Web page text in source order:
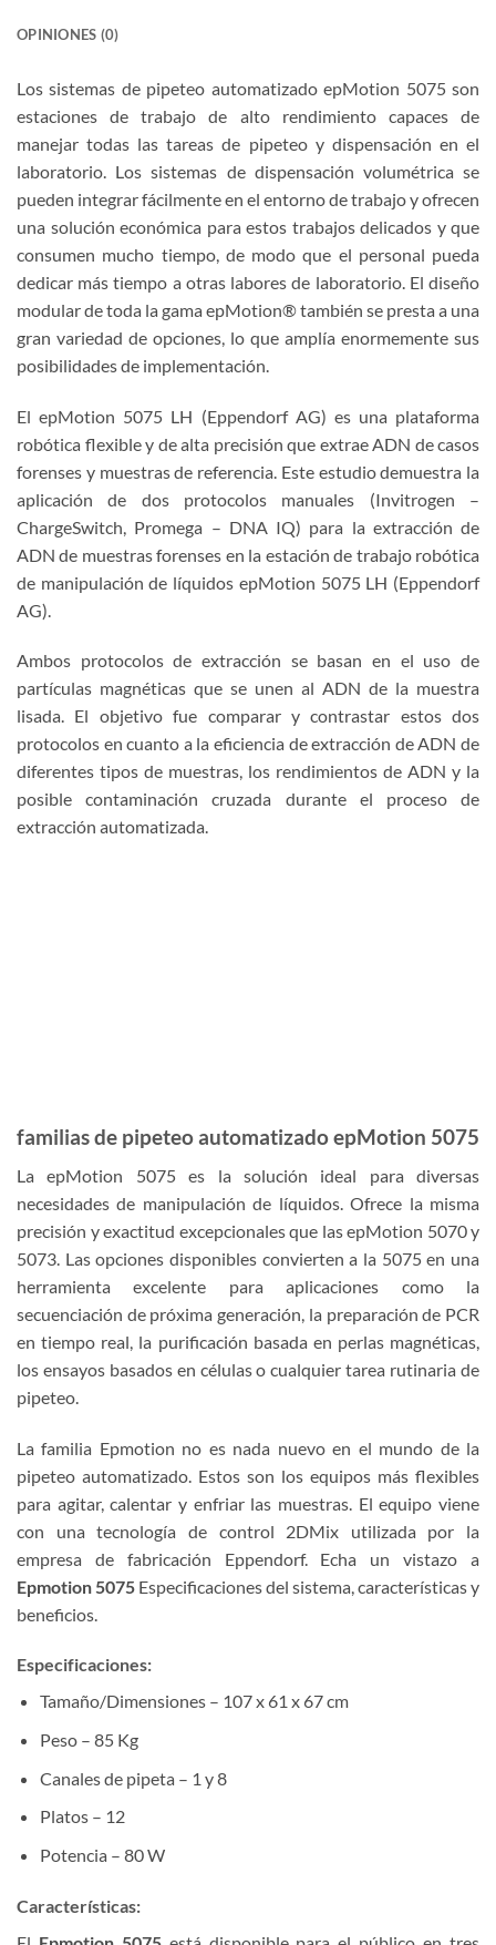
OPINIONES (0)
Los sistemas de pipeteo automatizado epMotion 5075 son
estaciones de trabajo de alto rendimiento capaces de
manejar todas las tareas de pipeteo y dispensación en el
laboratorio. Los sistemas de dispensación volumétrica se
pueden integrar fácilmente en el entorno de trabajo y ofrecen
una solución económica para estos trabajos delicados y que
consumen mucho tiempo, de modo que el personal pueda
dedicar más tiempo a otras labores de laboratorio. El diseño
modular de toda la gama epMotion® también se presta a una
gran variedad de opciones, lo que amplía enormemente sus
posibilidades de implementación.
El epMotion 5075 LH (Eppendorf AG) es una plataforma
robótica flexible y de alta precisión que extrae ADN de casos
forenses y muestras de referencia. Este estudio demuestra la
aplicación de dos protocolos manuales (Invitrogen –
ChargeSwitch, Promega – DNA IQ) para la extracción de
ADN de muestras forenses en la estación de trabajo robótica
de manipulación de líquidos epMotion 5075 LH (Eppendorf
AG).
Ambos protocolos de extracción se basan en el uso de
partículas magnéticas que se unen al ADN de la muestra
lisada. El objetivo fue comparar y contrastar estos dos
protocolos en cuanto a la eficiencia de extracción de ADN de
diferentes tipos de muestras, los rendimientos de ADN y la
posible contaminación cruzada durante el proceso de
extracción automatizada.
familias de pipeteo automatizado epMotion 5075
La epMotion 5075 es la solución ideal para diversas
necesidades de manipulación de líquidos. Ofrece la misma
precisión y exactitud excepcionales que las epMotion 5070 y
5073. Las opciones disponibles convierten a la 5075 en una
herramienta excelente para aplicaciones como la
secuenciación de próxima generación, la preparación de PCR
en tiempo real, la purificación basada en perlas magnéticas,
los ensayos basados en células o cualquier tarea rutinaria de
pipeteo.
La familia Epmotion no es nada nuevo en el mundo de la
pipeteo automatizado. Estos son los equipos más flexibles
para agitar, calentar y enfriar las muestras. El equipo viene
con una tecnología de control 2DMix utilizada por la
empresa de fabricación Eppendorf. Echa un vistazo a
Epmotion 5075 Especificaciones del sistema, características y
beneficios.
Especificaciones:
Tamaño/Dimensiones – 107 x 61 x 67 cm
Peso – 85 Kg
Canales de pipeta – 1 y 8
Platos – 12
Potencia – 80 W
Características: